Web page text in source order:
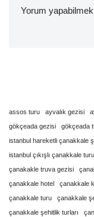
Yorum
assos turu ayvalık gezisi
gökçeada gezisi
gökçeada
istanbul hareketli çanakkale
istanbul çıkışlı çanakkale turu
çanakakle truva gezisi
çanakkale hotel
çanakkale
çanakkale turu
çanakkale
çanakkale şehitlik turları